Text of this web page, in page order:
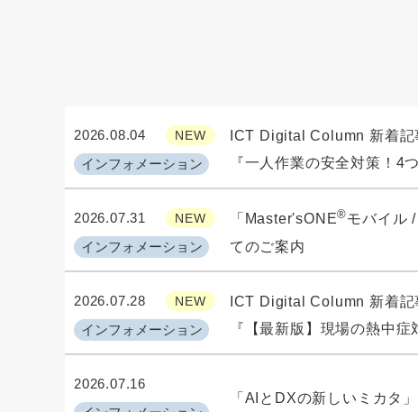
2026.08.04 NEW
インフォメーション
ICT Digital Column 新着記
『一人作業の安全対策！4
2026.07.31 NEW
インフォメーション
「Master'sONE®モバイル
てのご案内
2026.07.28 NEW
インフォメーション
ICT Digital Column 新着記
『【最新版】現場の熱中
2026.07.16
「AIとDXの新しいミカタ